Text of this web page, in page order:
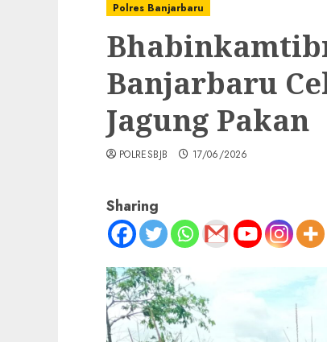
Polres Banjarbaru
Banjarbaru
Jagung Pakan
POLRESBJB 17/06/2026
Sharing